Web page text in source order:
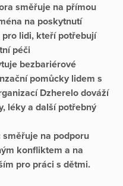
směřuje na přímou
na poskytnutí
lidi, kteří potřebují
péči
bezbariérové
pomůcky lidem s
Dzherelo dováží
léky a další potřebný
na podporu
konfliktem a na
pro práci s dětmi.